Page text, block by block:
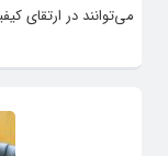
می‌توانند در ارتقای